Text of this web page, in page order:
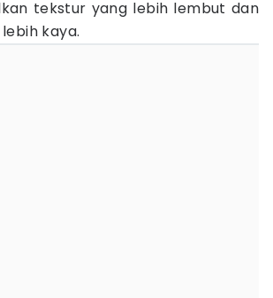
tekstur yang lebih lembut dan
kaya.